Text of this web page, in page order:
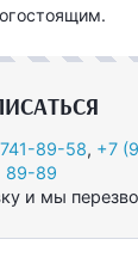
89-58, +7
89-89
и мы